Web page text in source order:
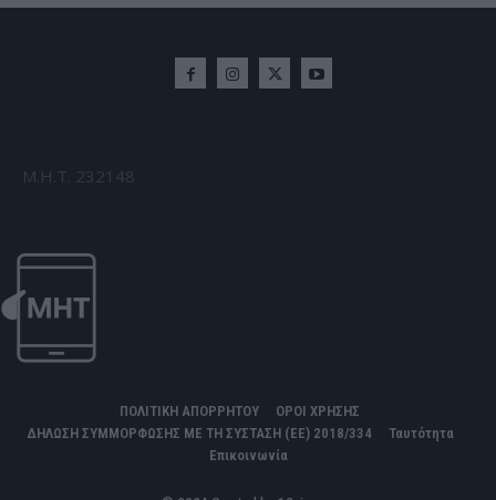
Μ.Η.Τ. 232148
ΠΟΛΙΤΙΚΗ ΑΠΟΡΡΗΤΟΥ
ΟΡΟΙ ΧΡΗΣΗΣ
ΔΗΛΩΣΗ ΣΥΜΜΟΡΦΩΣΗΣ ΜΕ ΤΗ ΣΥΣΤΑΣΗ (ΕΕ) 2018/334
Ταυτότητα
Επικοινωνία